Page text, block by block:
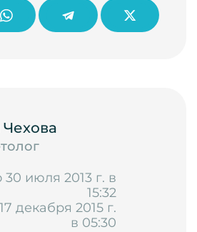
Чехова
июля 2013 г. в
15:32
декабря 2015 г.
в 05:30